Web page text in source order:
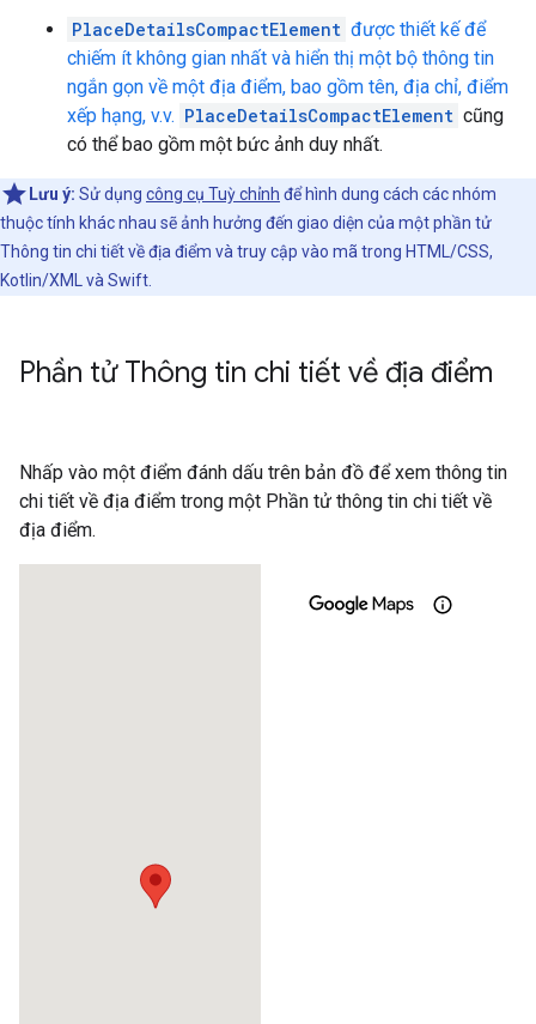
PlaceDetailsCompactElement được thiết kế để
chiếm ít không gian nhất và hiển thị một bộ thông tin
ngắn gọn về một địa điểm, bao gồm tên, địa chỉ, điểm
xếp hạng, v.v. PlaceDetailsCompactElement cũng
có thể bao gồm một bức ảnh duy nhất.
Lưu ý: Sử dụng công cụ Tuỳ chỉnh để hình dung cách các nhóm
thuộc tính khác nhau sẽ ảnh hưởng đến giao diện của một phần tử
Thông tin chi tiết về địa điểm và truy cập vào mã trong HTML/CSS,
Kotlin/XML và Swift.
Phần tử Thông tin chi tiết về địa điểm
Nhấp vào một điểm đánh dấu trên bản đồ để xem thông tin
chi tiết về địa điểm trong một Phần tử thông tin chi tiết về
địa điểm.